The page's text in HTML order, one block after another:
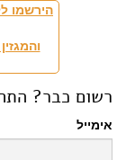
הירשמו
רשום כבר?
אימייל